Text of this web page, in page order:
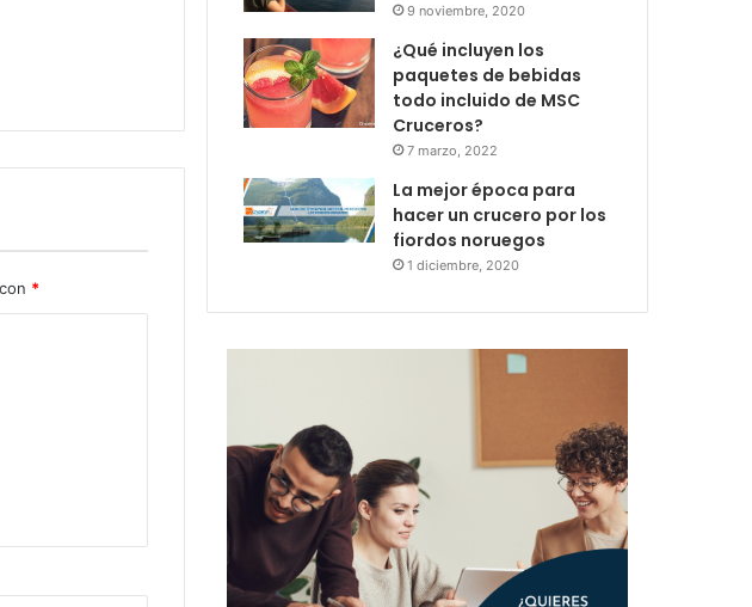
*
9 noviembre, 2020
¿Qué incluyen los
paquetes de bebidas
todo incluido de MSC
Cruceros?
7 marzo, 2022
La mejor época para
hacer un crucero por los
fiordos noruegos
1 diciembre, 2020